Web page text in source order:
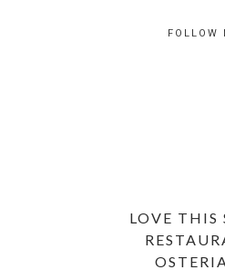
FOLLOW
LOVE THIS